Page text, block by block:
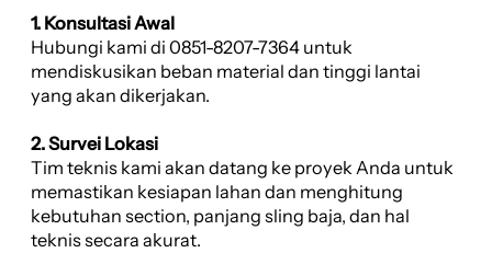
1. Konsultasi Awal
Hubungi kami di 0851-8207-7364 untuk
mendiskusikan beban material dan tinggi lantai
yang akan dikerjakan.
2. Survei Lokasi
Tim teknis kami akan datang ke proyek Anda untuk
memastikan kesiapan lahan dan menghitung
kebutuhan section, panjang sling baja, dan hal
teknis secara akurat.